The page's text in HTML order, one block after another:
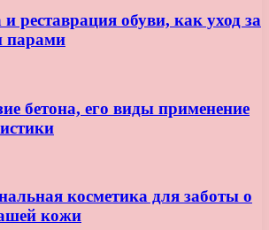
реставрация обуви, как уход за
бетона, его виды применение
косметика для заботы о
кожи